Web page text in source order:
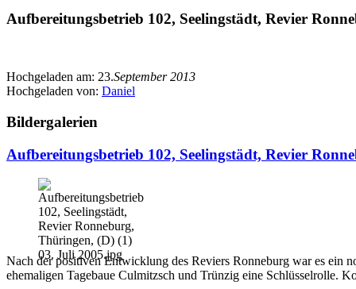
Aufbereitungsbetrieb 102, Seelingstädt, Revier
Hochgeladen am: 23.September 2013
Hochgeladen von: Daniel
Bildergalerien
Aufbereitungsbetrieb 102, Seelingstädt, Revier
Nach der positiven Entwicklung des Reviers Ronneburg war es ein
ehemaligen Tagebaue Culmitzsch und Trünzig eine Schlüsselrolle.